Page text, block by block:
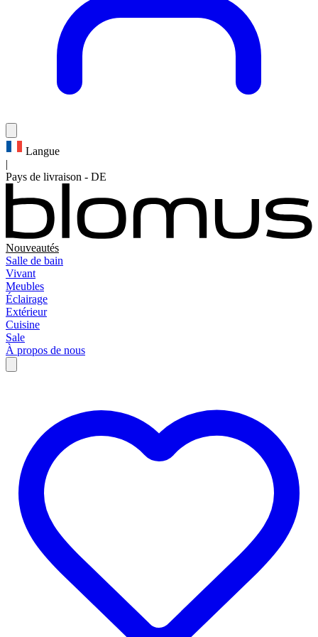
Langue
|
Pays de livraison - DE
Nouveautés
Salle de bain
Vivant
Meubles
Éclairage
Extérieur
Cuisine
Sale
À propos de nous